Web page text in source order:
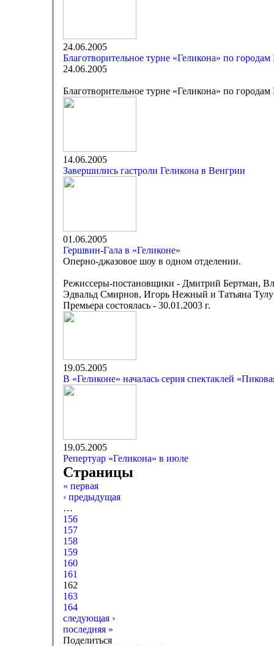
24.06.2005
Благотворительное турне «Геликона» по
24.06.2005
Благотворительное турне «Геликона» по
14.06.2005
Завершились гастроли Геликона в Венгрии
01.06.2005
Гершвин-Гала в «Геликоне»
Оперно-джазовое шоу в одном отделении.
Режиссеры-постановщики - Дмитрий Бертман,
Эдвальд Смирнов, Игорь Нежный и Татьяна
Премьера состоялась - 30.01.2003 г.
19.05.2005
В «Геликоне» началась серия спектаклей
19.05.2005
Репертуар «Геликона» в июле
Страницы
« первая
‹ предыдущая
…
156
157
158
159
160
161
162
163
164
следующая ›
последняя »
Поделиться